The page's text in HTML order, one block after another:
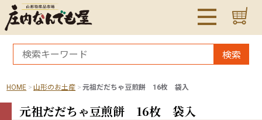
検索
HOME 山形のお土産 元祖だだちゃ豆煎餅 16枚 袋入
元祖だだちゃ豆煎餅 16枚 袋入